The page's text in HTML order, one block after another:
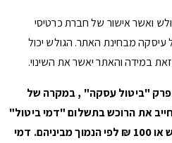
ואשר אישור של חברת כרטיסי
עיסקה מבחינת האתר. הגולש יכול
במידה והאתר יאשר את השינוי.
"ביטול עסקה" , במקרה של
את הרוכש בתשלום "דמי ביטול"
של עד 5% ממחיר המוצר שנרכש או 100 ₪ לפי הנמוך מביניהם. דמי